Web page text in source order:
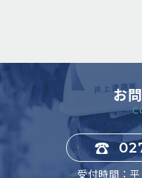
お
受付時間：